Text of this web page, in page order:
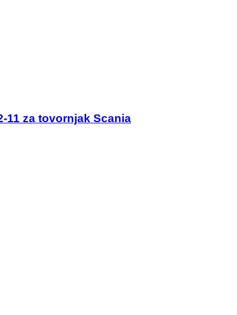
11 za tovornjak Scania